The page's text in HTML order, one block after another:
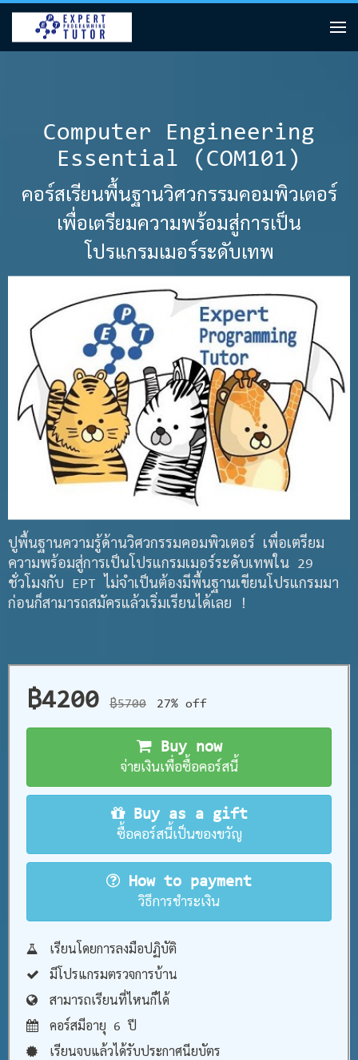
Computer Engineering
Essential (COM101)
คอร์สเรียนพื้นฐานวิศวกรรมคอมพิวเตอร์
เพื่อเตรียมความพร้อมสู่การเป็น
โปรแกรมเมอร์ระดับเทพ
ปูพื้นฐานความรู้ด้านวิศวกรรมคอมพิวเตอร์ เพื่อเตรียม
ความพร้อมสู่การเป็นโปรแกรมเมอร์ระดับเทพใน 29
ชั่วโมงกับ EPT ไม่จำเป็นต้องมีพื้นฐานเขียนโปรแกรมมา
ก่อนก็สามารถสมัครแล้วเริ่มเรียนได้เลย !
฿4200 ฿5700 27% off
Buy now
จ่ายเงินเพื่อซื้อคอร์สนี้
Buy as a gift
ซื้อคอร์สนี้เป็นของขวัญ
How to payment
วิธีการชำระเงิน
เรียนโดยการลงมือปฏิบัติ
มีโปรแกรมตรวจการบ้าน
สามารถเรียนที่ไหนก็ได้
คอร์สมีอายุ 6 ปี
เรียนจบแล้วได้รับประกาศนียบัตร